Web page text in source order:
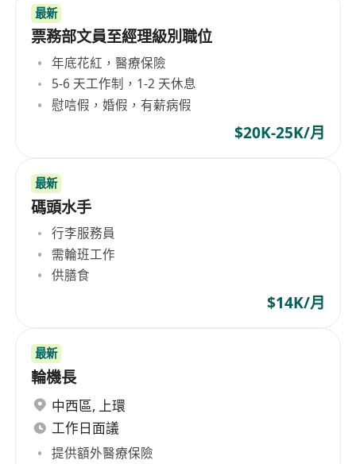
最新
票務部文員至經理級別職位
年底花紅，醫療保險
5-6 天工作制，1-2 天休息
慰唁假，婚假，有薪病假
$20K-25K/月
最新
碼頭水手
行李服務員
需輪班工作
供膳食
$14K/月
最新
輪機長
中西區, 上環
工作日面議
提供額外醫療保險